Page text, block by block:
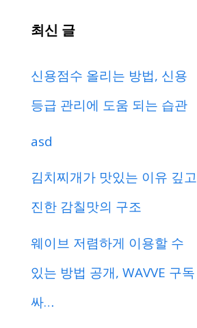
최신 글
신용점수 올리는 방법, 신용
등급 관리에 도움 되는 습관
asd
김치찌개가 맛있는 이유 깊고
진한 감칠맛의 구조
웨이브 저렴하게 이용할 수
있는 방법 공개, WAVVE 구독
싸…